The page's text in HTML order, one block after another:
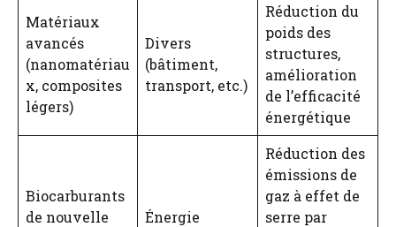
Matériaux
avancés
(nanomatériau
x, composites
légers)
Divers
(bâtiment,
transport, etc.)
Réduction du
poids des
structures,
amélioration
de l’efficacité
énergétique
Biocarburants
de nouvelle
Énergie
Réduction des
émissions de
gaz à effet de
serre par